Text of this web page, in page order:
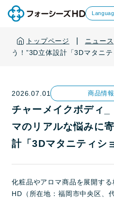
トップページ ニュース
う！”3D立体設計「3Dマタニテ
2026.07.01 商品情報
チャーメイクボディ
マのリアルな悩みに
計「3Dマタニティシ
化粧品やアロマ商品を展開す
HD（所在地：福岡市中央区、